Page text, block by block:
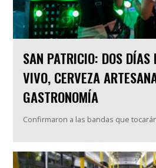
SAN PATRICIO: DOS DÍAS
VIVO, CERVEZA
GASTRONOMÍA
Confirmaron a las bandas que